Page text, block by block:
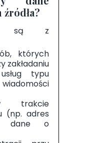
są z
których
zakładaniu
typu
trakcie
(np. adres
dane o